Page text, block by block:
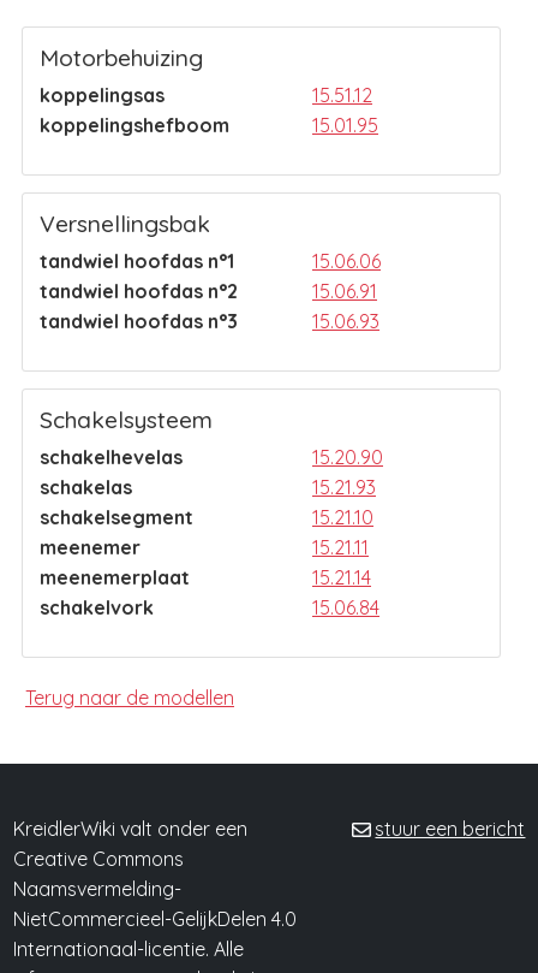
Motorbehuizing
koppelingsas
15.51.12
koppelingshefboom
15.01.95
Versnellingsbak
tandwiel hoofdas n°1
15.06.06
tandwiel hoofdas n°2
15.06.91
tandwiel hoofdas n°3
15.06.93
Schakelsysteem
schakelhevelas
15.20.90
schakelas
15.21.93
schakelsegment
15.21.10
meenemer
15.21.11
meenemerplaat
15.21.14
schakelvork
15.06.84
Terug naar de modellen
KreidlerWiki valt onder een
Creative Commons
Naamsvermelding-
NietCommercieel-GelijkDelen 4.0
Internationaal-licentie. Alle
stuur een bericht